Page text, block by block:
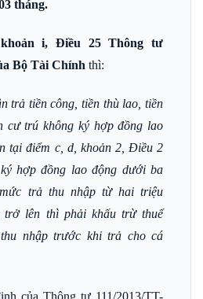
tháng.
khoản i, Điều 25 Thông tư
Bộ Tài Chính thì:
trả tiền công, tiền thù lao, tiền
cư trú không ký hợp đồng lao
tại điểm c, d, khoản 2, Điều 2
hợp đồng lao động dưới ba
trả thu nhập từ hai triệu
trở lên thì phải khấu trừ thuế
nhập trước khi trả cho cá
của Thông tư 111/2013/TT-